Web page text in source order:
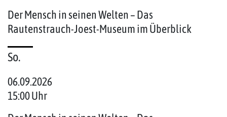
Der Mensch in seinen Welten – Das
Rautenstrauch-Joest-Museum im Überblick
So.
06.09.2026
15:00 Uhr